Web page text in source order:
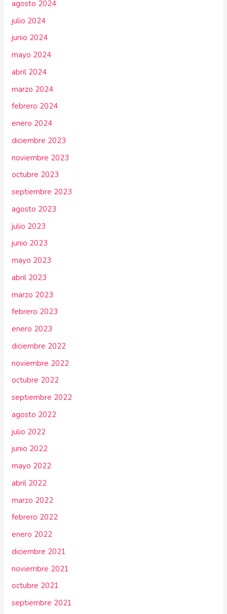
agosto 2024
julio 2024
junio 2024
mayo 2024
abril 2024
marzo 2024
febrero 2024
enero 2024
diciembre 2023
noviembre 2023
octubre 2023
septiembre 2023
agosto 2023
julio 2023
junio 2023
mayo 2023
abril 2023
marzo 2023
febrero 2023
enero 2023
diciembre 2022
noviembre 2022
octubre 2022
septiembre 2022
agosto 2022
julio 2022
junio 2022
mayo 2022
abril 2022
marzo 2022
febrero 2022
enero 2022
diciembre 2021
noviembre 2021
octubre 2021
septiembre 2021